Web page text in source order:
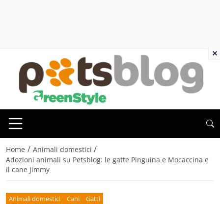
Home / Animali domestici /
Adozioni animali su Petsblog: le gatte Pinguina e Mocaccina e
il cane Jimmy
Animali domestici Cani Gatti
×